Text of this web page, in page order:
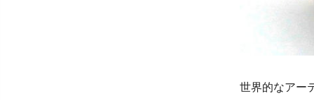
世界的なアー